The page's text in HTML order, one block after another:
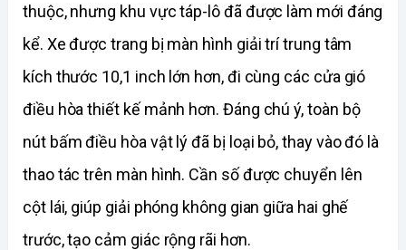
thuộc, nhưng khu vực táp-lô đã được làm mới đáng
kể. Xe được trang bị màn hình giải trí trung tâm
kích thước 10,1 inch lớn hơn, đi cùng các cửa gió
điều hòa thiết kế mảnh hơn. Đáng chú ý, toàn bộ
nút bấm điều hòa vật lý đã bị loại bỏ, thay vào đó là
thao tác trên màn hình. Cần số được chuyển lên
cột lái, giúp giải phóng không gian giữa hai ghế
trước, tạo cảm giác rộng rãi hơn.